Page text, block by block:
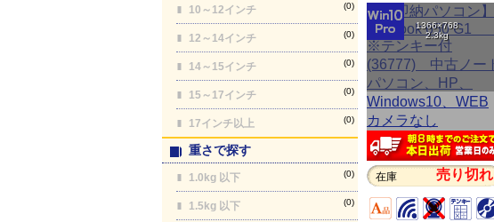
10～12インチ (0)
12～14インチ (0)
14～15インチ (0)
15～17インチ (0)
17インチ以上 (0)
重さで探す
1.0kg 以下 (0)
1.5kg 以下 (0)
1366×768
2.3kg
在庫 売り切れ